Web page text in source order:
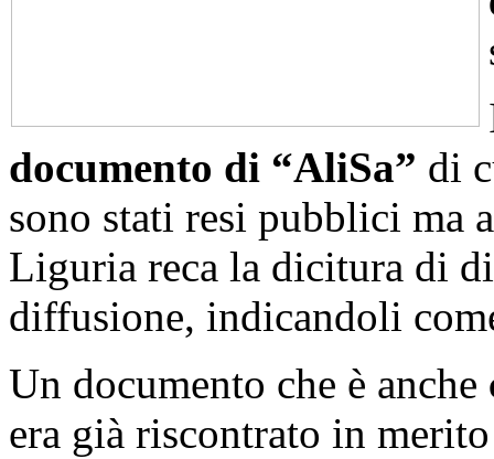
documento di “AliSa” di
sono stati resi pubblici ma
Liguria reca la dicitura di
diffusione, indicandoli
Un documento che è anche
era già riscontrato in